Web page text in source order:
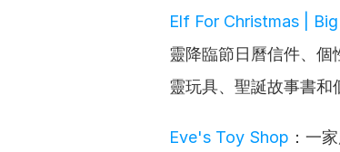
Elf For Christmas |
靈降臨節日曆信件、
靈玩具、聖誕故事書和
Eve's Toy Shop ：一